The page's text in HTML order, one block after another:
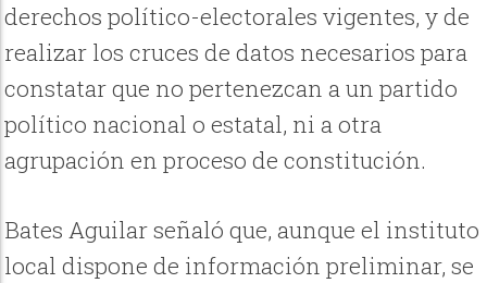
derechos político-electorales vigentes, y de
realizar los cruces de datos necesarios para
constatar que no pertenezcan a un partido
político nacional o estatal, ni a otra
agrupación en proceso de constitución.
Bates Aguilar señaló que, aunque el instituto
local dispone de información preliminar, se